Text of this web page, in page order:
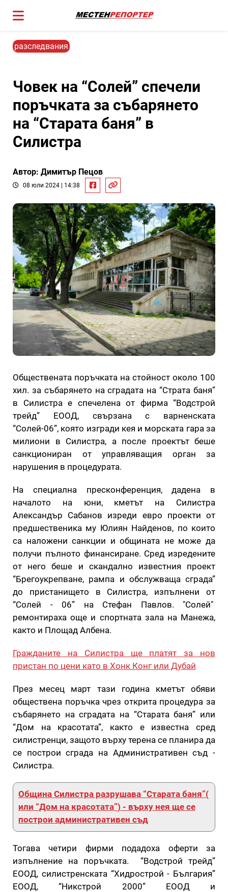
разследвания
Човек на “Солей” спечели
поръчката за събарянето
на “Старата баня” в
Силистра
Автор: Димитър Пецов
08 юли 2024 | 14:38
Обществената поръчката на стойност около 100
хил. за събарянето на сградата на “Страта баня”
в Силистра е спечелена от фирма “Водстрой
трейд” ЕООД, свързана с варненската
“Солей-06”, която изгради кея и морската гара за
милиони в Силистра, а после проектът беше
санкциониран от управляващия орган за
нарушения в процедурата.
На специална пресконференция, дадена в
началото на юни, кметът на Силистра
Александър Сабанов изреди евро проекти от
предшественика му Юлиян Найденов, по които
са наложени санкции и общината не може да
получи пълното финансиране. Сред изредените
от него беше и скандално известния проект
“Брегоукрепване, рампа и обслужваща сграда”
до пристанището в Силистра, изпълнени от
“Солей - 06” на Стефан Павлов. "Солей"
ремонтираха още и спортната зала на Манежа,
както и Площад Албена.
Гражданите на Силистра ще платят за нов
пристан по цени като в Хонк Конг или Дубай
През месец март тази година кметът обяви
обществена поръчка чрез открита процедура за
събарянето на сградата на “Старата баня” или
“Дом на красотата”, както е известна сред
силистренци, защото върху терена се планира да
се построи сграда на Административен съд -
Силистра.
Община Силистра разрушава “Старата баня”(
или “Дом на красотата”) - върху нея ще се
построи административен съд
Тогава четири фирми подадоха оферти за
изпълнение на поръчката. “Водстрой трейд”
ЕООД, силистренската “Хидрострой - България”
ЕООД, “Никстрой 2000” ЕООД и